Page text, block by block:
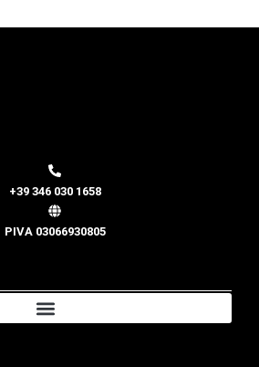
+39 346 030 1658
PIVA 03066930805